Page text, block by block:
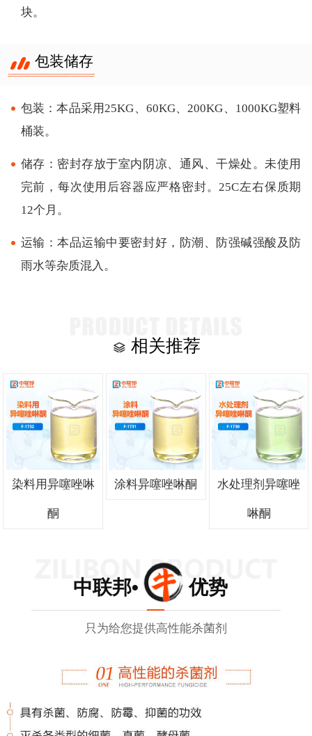
块。
包装储存
包装：本品采用25KG、60KG、200KG、1000KG塑料
桶装。
储存：密封存放于室内阴凉、通风、干燥处。未使用
完前，每次使用后容器应严格密封。25C左右保质期
12个月。
运输：本品运输中要密封好，防潮、防强碱强酸及防
雨水等杂质混入。
相关推荐
染料用异噻唑啉
酮
涂料异噻唑啉酮 水处理剂异噻唑
啉酮
中联邦• 优势
只为给您提供高性能杀菌剂